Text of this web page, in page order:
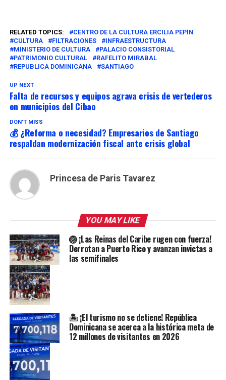
RELATED TOPICS:
CENTRO DE LA CULTURA ERCILIA PEPÍN
CULTURA
FILTRACIONES
INFRAESTRUCTURA
MINISTERIO DE CULTURA
PALACIO CONSISTORIAL
PATRIMONIO CULTURAL
RAFELITO MIRABAL
REPUBLICA DOMINICANA
SANTIAGO
UP NEXT
Falta de recursos y equipos agrava crisis de vertederos
en municipios del Cibao
DON'T MISS
💰 ¿Reforma o necesidad? Empresarios de Santiago
respaldan modernización fiscal ante crisis global
Princesa de Paris Tavarez
YOU MAY LIKE
🏐 ¡Las Reinas del Caribe rugen con fuerza!
Derrotan a Puerto Rico y avanzan invictas a
las semifinales
🏝️ ¡El turismo no se detiene! República
Dominicana se acerca a la histórica meta de
12 millones de visitantes en 2026